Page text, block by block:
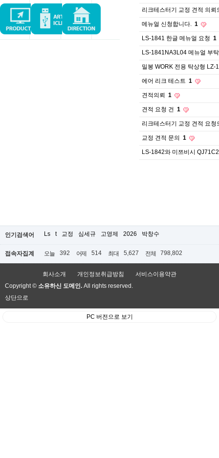
리크테스터기 교정 견적 의
메뉴얼 신청합니다. 1
LS-1841 한글 메뉴얼 요청 1
LS-1841NA3L04 메뉴얼 부
밀봉 WORK 전용 탁상형
에어 리크 테스트 1
견적의뢰 1
견적 요청 건 1
리크테스터기 교정 견적 요
교정 견적 문의 1
LS-1842와 미쯔비시
인기검색어 Ls t 교정 심세규 고영제 2026 박창수
접속자집계 오늘 392 어제 514 최대 5,627 전체 798,802
회사소개 개인정보취급방침
서비스이용약관
Copyright © 소유하신 도메인. All rights reserved.
상단으로
PC 버전으로 보기